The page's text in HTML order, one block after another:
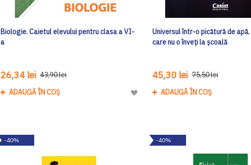
Biologie. Caietul elevului pentru clasa a VI-
a
26,34 lei 43,90 lei
ADAUGĂ ÎN COȘ
Adaugă
Dorinte
Universul într-o picătură de apă.
care nu o înveți la școală
45,30 lei 75,50 lei
ADAUGĂ ÎN COȘ
-40% -40%